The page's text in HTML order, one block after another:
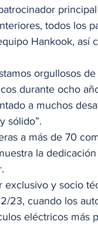
todos los
Hankook, así
orgullosos
durante ocho
a muchos
sólido”.
la
23, cuando los
eléctricos más